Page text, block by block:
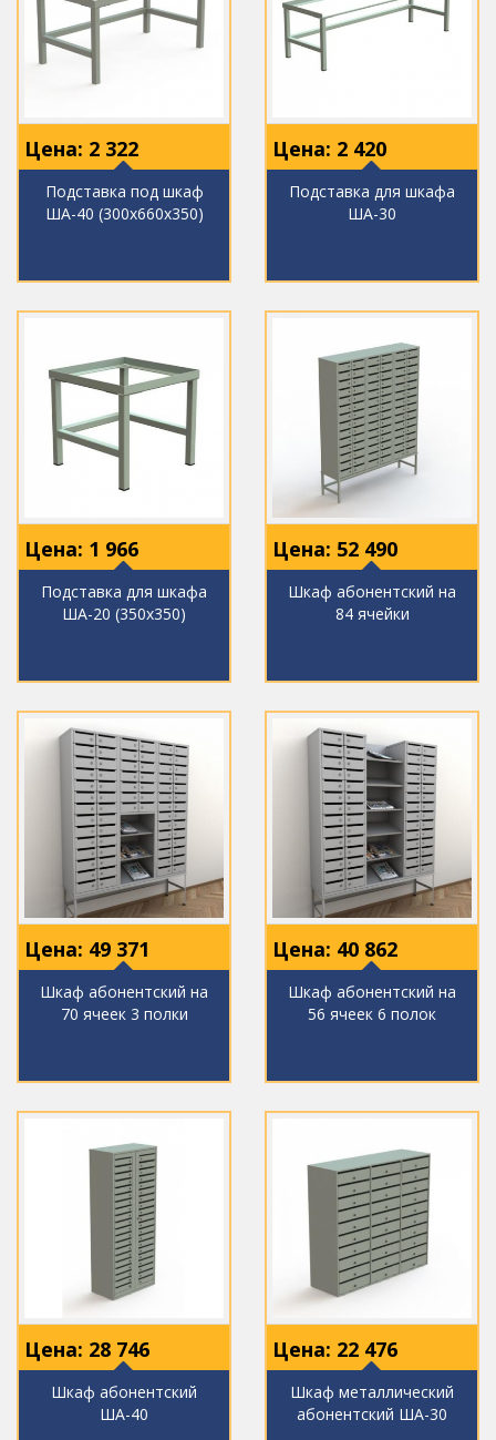
Цена: 2 322
Подставка под шкаф
ША-40 (300х660х350)
Цена: 2 420
Подставка для шкафа
ША-30
Цена: 1 966
Подставка для шкафа
ША-20 (350х350)
Цена: 52 490
Шкаф абонентский на
84 ячейки
Цена: 49 371
Шкаф абонентский на
70 ячеек 3 полки
Цена: 40 862
Шкаф абонентский на
56 ячеек 6 полок
Цена: 28 746
Шкаф абонентский
ША-40
Цена: 22 476
Шкаф металлический
абонентский ША-30